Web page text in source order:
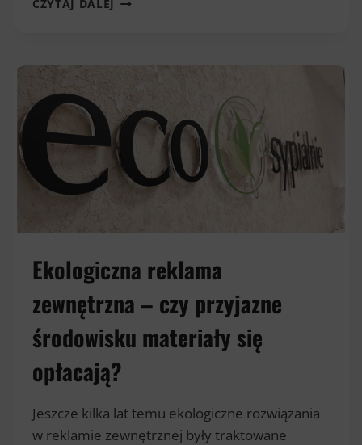
CZYTAJ DALEJ
TWOJA
LETNIA
BYŁA
WIDOCZNA
Ekologiczna reklama
zewnętrzna – czy przyjazne
środowisku materiały się
opłacają?
Jeszcze kilka lat temu ekologiczne rozwiązania
w reklamie zewnętrznej były traktowane